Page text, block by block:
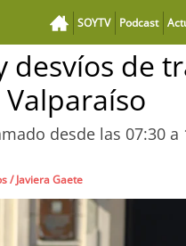
SOYTV Podcast
desvíos de
desde las 07:30 a
/ Javiera Gaete